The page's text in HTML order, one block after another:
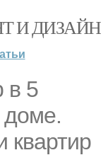
И ДИЗАЙН
в 5
квартир